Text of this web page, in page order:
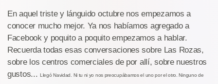
En aquel triste y lánguido octubre nos empezamos a
conocer mucho mejor. Ya nos habíamos agregado a
Facebook y poquito a poquito empezamos a hablar.
Recuerda todas esas conversaciones sobre Las Rozas,
sobre los centros comerciales de por allí, sobre nuestros
gustos... Llegó Navidad. Ni tu ni yo nos preocupábamos el uno por el otro. Ninguno de